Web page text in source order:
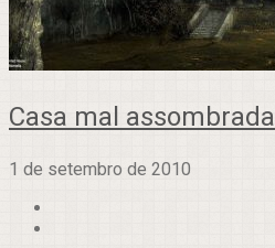
Casa mal assombrada
1 de setembro de 2010